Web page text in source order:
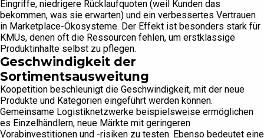
Eingriffe, niedrigere Rücklaufquoten (weil Kunden das
bekommen, was sie erwarten) und ein verbessertes Vertrauen
in Marketplace-Ökosysteme. Der Effekt ist besonders stark für
KMUs, denen oft die Ressourcen fehlen, um erstklassige
Produktinhalte selbst zu pflegen.
Geschwindigkeit der
Sortimentsausweitung
Koopetition beschleunigt die Geschwindigkeit, mit der neue
Produkte und Kategorien eingeführt werden können.
Gemeinsame Logistiknetzwerke beispielsweise ermöglichen
es Einzelhändlern, neue Märkte mit geringeren
Vorabinvestitionen und -risiken zu testen. Ebenso bedeutet eine